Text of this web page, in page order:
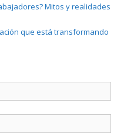
Mitos y realidades
que está transformando